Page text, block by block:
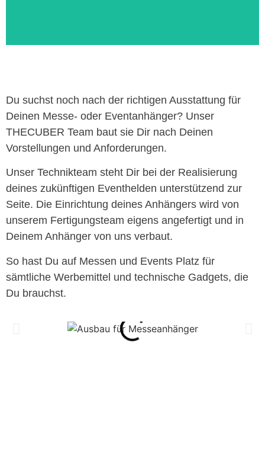
Du suchst noch nach der richtigen Ausstattung für
Deinen Messe- oder Eventanhänger? Unser
THECUBER Team baut sie Dir nach Deinen
Vorstellungen und Anforderungen.
Unser Technikteam steht Dir bei der Realisierung
deines zukünftigen Eventhelden unterstützend zur
Seite. Die Einrichtung deines Anhängers wird von
unserem Fertigungsteam eigens angefertigt und in
Deinem Anhänger von uns verbaut.
So hast Du auf Messen und Events Platz für
sämtliche Werbemittel und technische Gadgets, die
Du brauchst.